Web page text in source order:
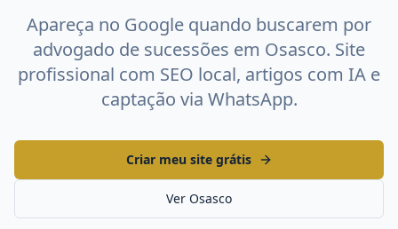
Apareça no Google quando buscarem por
advogado de sucessões em Osasco. Site
profissional com SEO local, artigos com IA e
captação via WhatsApp.
Criar meu site grátis
Ver Osasco